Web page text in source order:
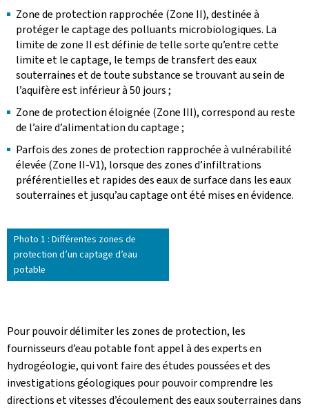
Zone de protection rapprochée (Zone II), destinée à
protéger le captage des polluants microbiologiques. La
limite de zone II est définie de telle sorte qu’entre cette
limite et le captage, le temps de transfert des eaux
souterraines et de toute substance se trouvant au sein de
l’aquifère est inférieur à 50 jours ;
Zone de protection éloignée (Zone III), correspond au reste
de l’aire d’alimentation du captage ;
Parfois des zones de protection rapprochée à vulnérabilité
élevée (Zone II-V1), lorsque des zones d’infiltrations
préférentielles et rapides des eaux de surface dans les eaux
souterraines et jusqu’au captage ont été mises en évidence.
Photo 1 : Différentes zones de
protection d’un captage d’eau
potable
Pour pouvoir délimiter les zones de protection, les
fournisseurs d’eau potable font appel à des experts en
hydrogéologie, qui vont faire des études poussées et des
investigations géologiques pour pouvoir comprendre les
directions et vitesses d’écoulement des eaux souterraines dans